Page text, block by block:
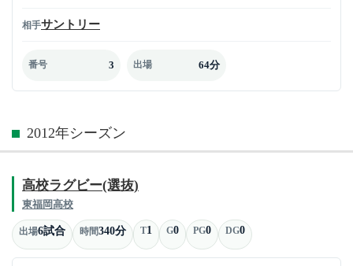
相手サントリー
番号 3 出場 64分
2012年シーズン
高校ラグビー(選抜)
東福岡高校
出場6試合 時間340分 T1 G0 PG0 DG0